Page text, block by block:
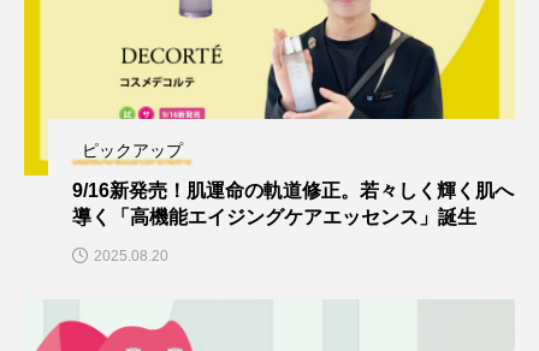
ピックアップ
9/16新発売！肌運命の軌道修正。若々しく輝く肌へ
導く「高機能エイジングケアエッセンス」誕生
2025.08.20